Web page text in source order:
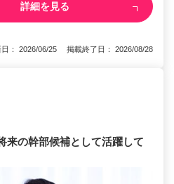
詳細を見る
日： 2026/06/25 掲載終了日： 2026/08/28
来の幹部候補として活躍して